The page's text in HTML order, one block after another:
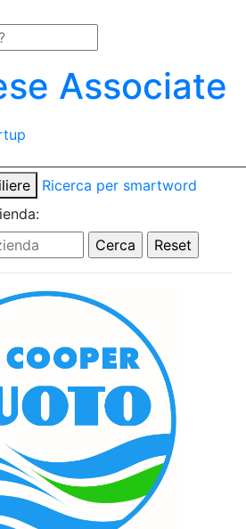
Associate
Ricerca per smartword